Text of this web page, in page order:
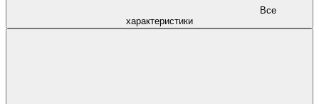
характеристики